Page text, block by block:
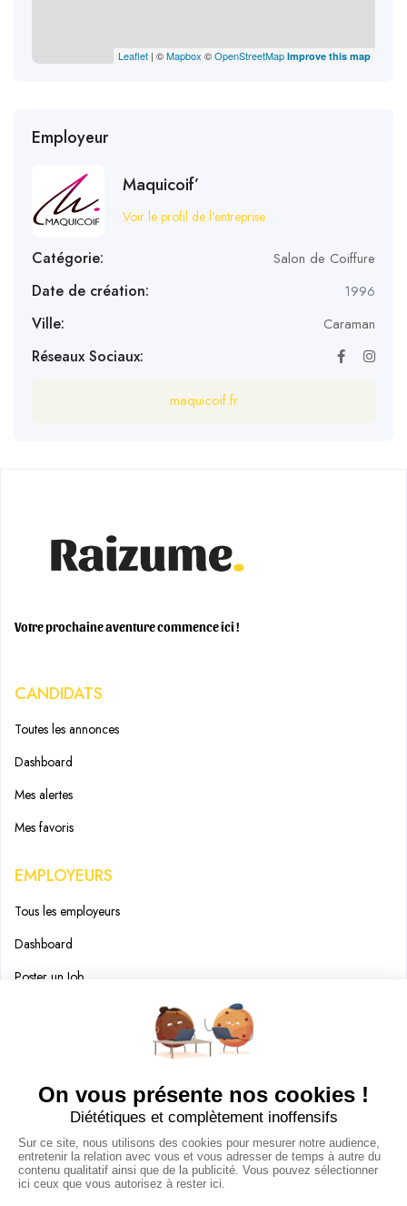
Leaflet | ©Mapbox ©OpenStreetMap Improve this map
Employeur
Maquicoif’
Voir le profil de l'entreprise
Catégorie: Salon de Coiffure
Date de création: 1996
Ville: Caraman
Réseaux Sociaux:
maquicoif.fr
Votre prochaine aventure commence ici !
CANDIDATS
Toutes les annonces
Dashboard
Mes alertes
Mes favoris
EMPLOYEURS
Tous les employeurs
Dashboard
Poster un Job
Ajouter mon salon
CGU
Conditions Générales de Vente